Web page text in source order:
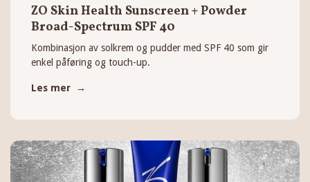
ZO Skin Health Sunscreen + Powder
Broad-Spectrum SPF 40
Kombinasjon av solkrem og pudder med SPF 40 som gir
enkel påføring og touch-up.
Les mer →